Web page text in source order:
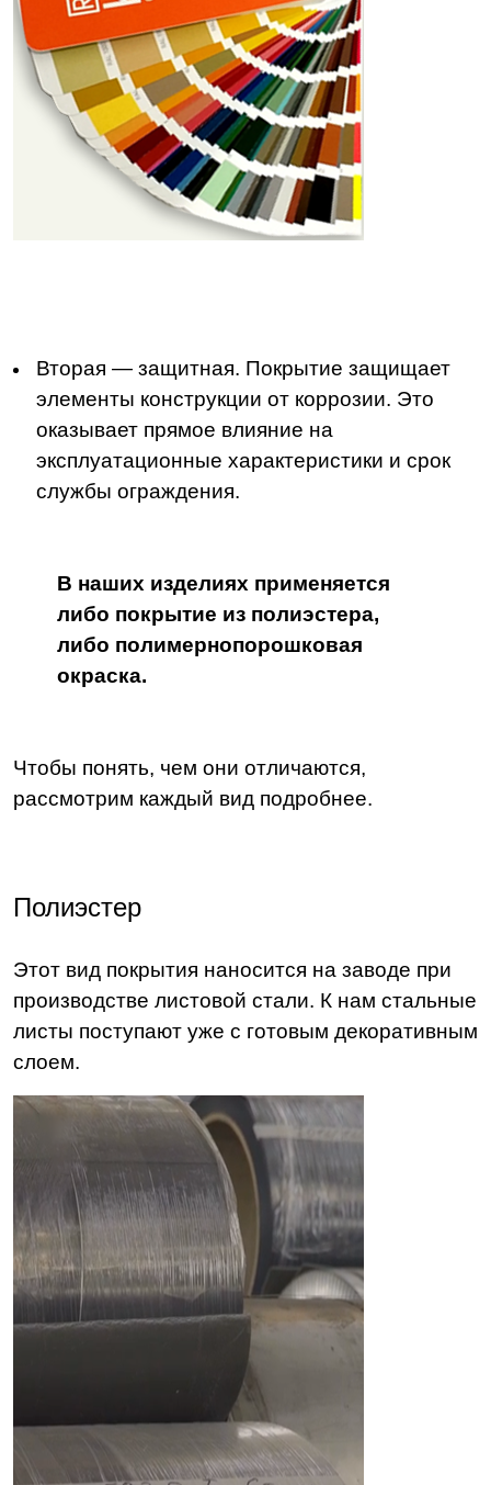
Вторая — защитная. Покрытие защищает
элементы конструкции от коррозии. Это
оказывает прямое влияние на
эксплуатационные характеристики и срок
службы ограждения.
В наших изделиях применяется
либо покрытие из полиэстера,
либо полимернопорошковая
окраска.
Чтобы понять, чем они отличаются,
рассмотрим каждый вид подробнее.
Полиэстер
Этот вид покрытия наносится на заводе при
производстве листовой стали. К нам стальные
листы поступают уже с готовым декоративным
слоем.